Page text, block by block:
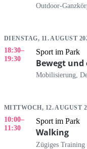
Outdoor-
DIENSTAG, 11. AUGUST
18:30–
19:30
Sport im Park
Bewegt
Mobilisierung,
MITTWOCH, 12. AUGUST
10:00–
11:30
Sport im Park
Walking
Zügiges Training